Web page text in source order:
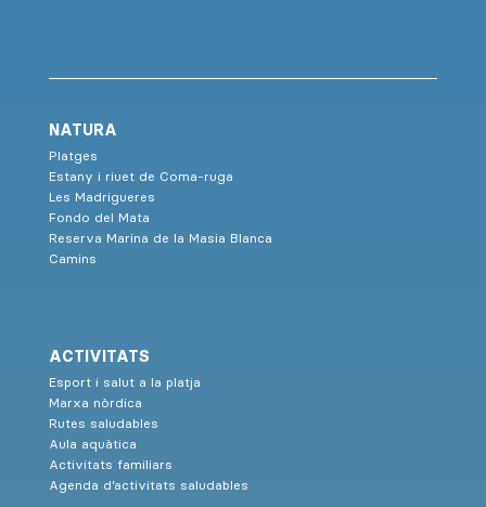
NATURA
Platges
Estany i riuet de Coma-ruga
Les Madrigueres
Fondo del Mata
Reserva Marina de la Masia Blanca
Camins
ACTIVITATS
Esport i salut a la platja
Marxa nòrdica
Rutes saludables
Aula aquàtica
Activitats familiars
Agenda d’activitats saludables